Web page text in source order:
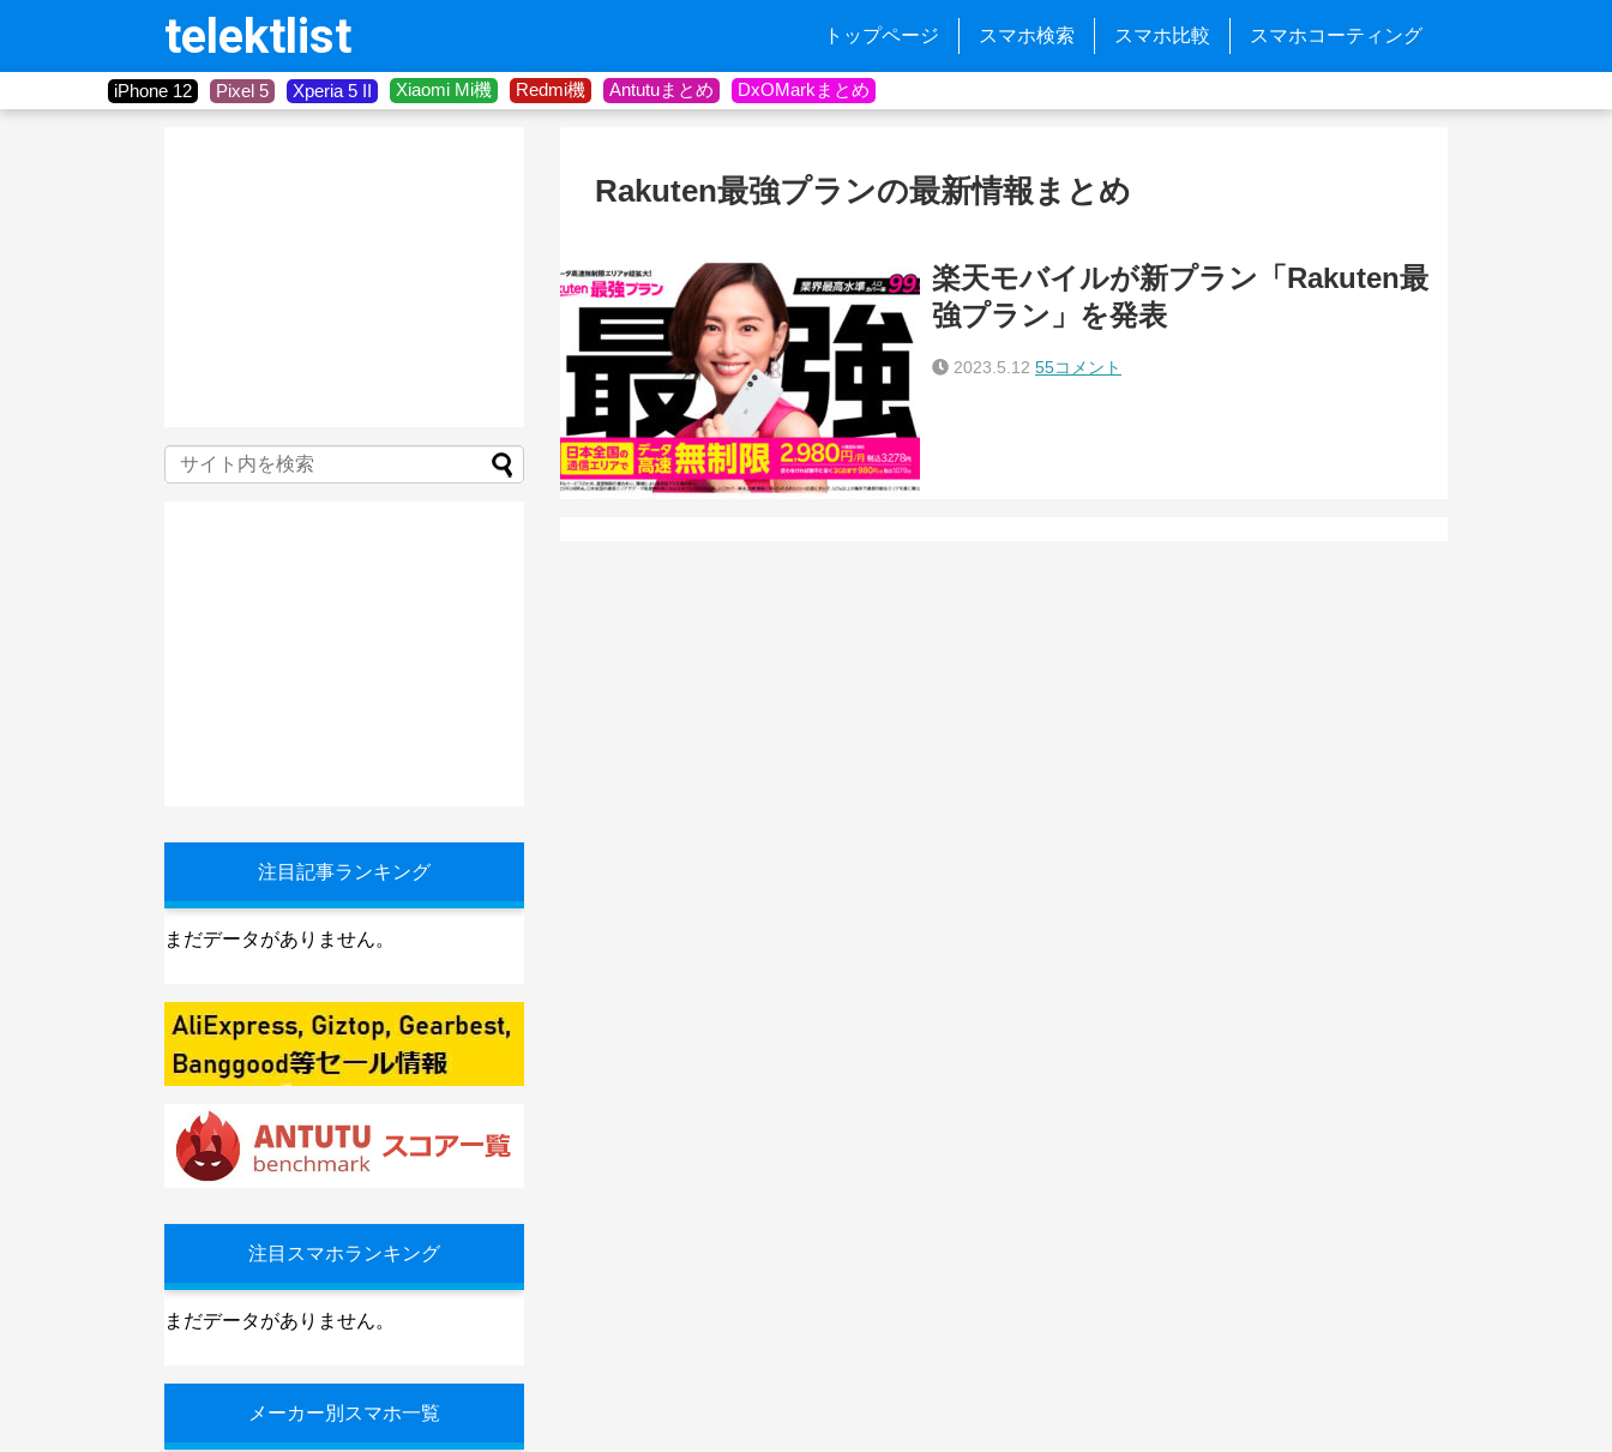
telektlist トップページ スマホ検索 スマホ比較 スマホコーティング
iPhone 12 Pixel 5 Xperia 5 II Xiaomi Mi機 Redmi機 Antutuまとめ DxOMarkまとめ
Rakuten最強プランの最新情報まとめ
楽天モバイルが新プラン「Rakuten最
強プラン」を発表
2023.5.12 55コメント
注目記事ランキング
まだデータがありません。
注目スマホランキング
まだデータがありません。
メーカー別スマホ一覧